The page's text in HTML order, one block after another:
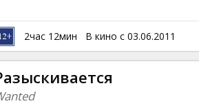
Rose Byrne, January Jones,
Kravitz Pежиссёр: Matthew
Фильм на английском языке с
2час 12мин В кино с 03.06.2011